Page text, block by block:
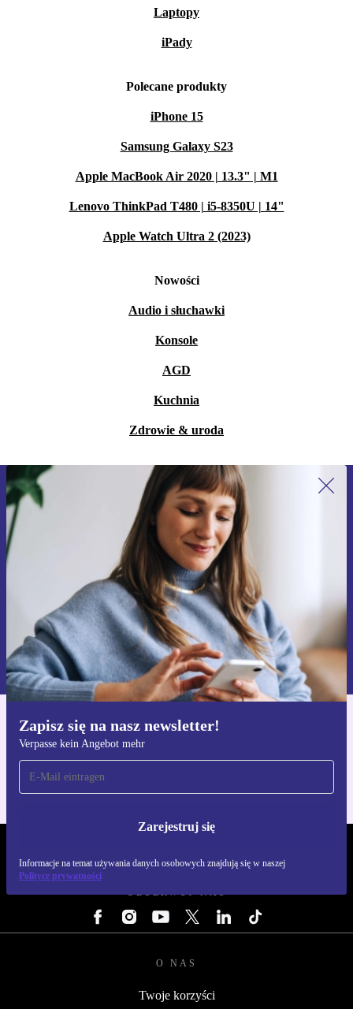
Laptopy
iPady
Polecane produkty
iPhone 15
Samsung Galaxy S23
Apple MacBook Air 2020 | 13.3" | M1
Lenovo ThinkPad T480 | i5-8350U | 14"
Apple Watch Ultra 2 (2023)
Nowości
Audio i słuchawki
Konsole
AGD
Kuchnia
Zdrowie & uroda
Zapisz się na nasz newsletter!
Verpasse kein Angebot mehr
Zarejestruj się
Informacje na temat używania danych osobowych znajdują się w naszej
Polityce prywatności
Zapisz się na nasz newsletter!
Nie przegap żadnej oferty.
Zarejestruj się
Informacje na temat używania danych osobowych znajdują się w
naszej
Polityce prywatności
Pobierz aplikację refurbed
Dla iOS i Android
OBSERWUJ NAS
O NAS
Twoje korzyści